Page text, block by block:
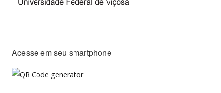
Acesse em seu smartphone